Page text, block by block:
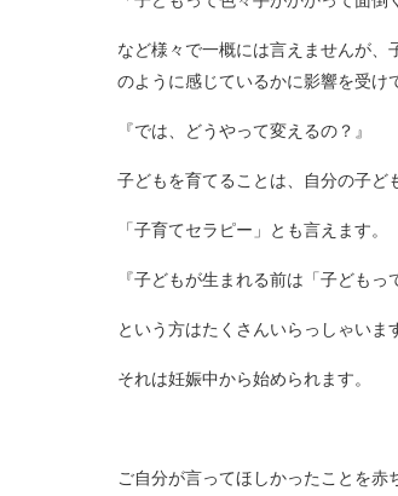
など様々で一概には言えませんが
のように感じているかに影響を受け
『では、どうやって変えるの？』
子どもを育てることは、自分の子ど
「子育てセラピー」とも言えます。
『子どもが生まれる前は「子ども
という方はたくさんいらっしゃいま
それは妊娠中から始められます。
ご自分が言ってほしかったことを赤